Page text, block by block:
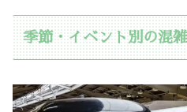
季節・イベント別の混